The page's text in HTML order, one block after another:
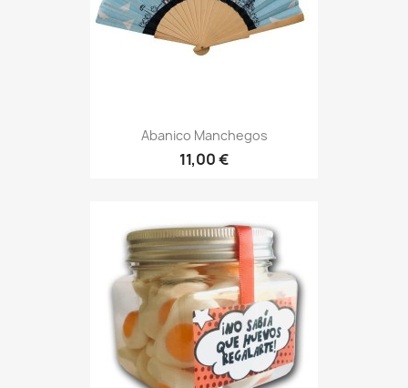
Abanico Manchegos
11,00 €